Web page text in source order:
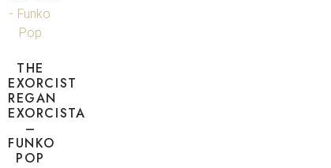
THE
EXORCIST
REGAN
EXORCISTA
–
FUNKO
POP